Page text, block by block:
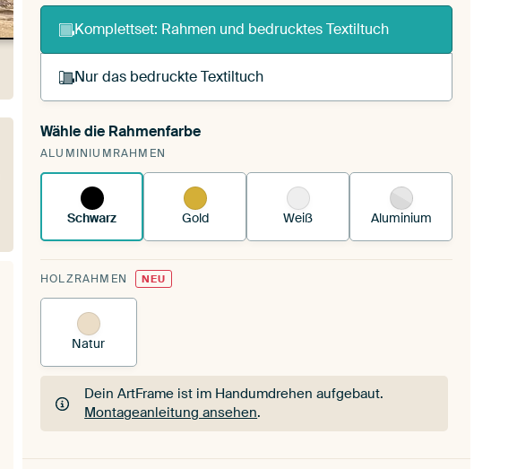
Komplettset: Rahmen und bedrucktes Textiltuch
Nur das bedruckte Textiltuch
Du spannst einen wechselbaren Textiltuch in deinen
vorhandenen ArtFrame™.
Wähle die Rahmenfarbe
ALUMINIUMRAHMEN
Schwarz Gold Weiß Aluminium
HOLZRAHMEN NEU
Natur
Dein ArtFrame ist im Handumdrehen aufgebaut.
Montageanleitung ansehen.
Dein ArtFrame ist im Handumdrehen aufgebaut.